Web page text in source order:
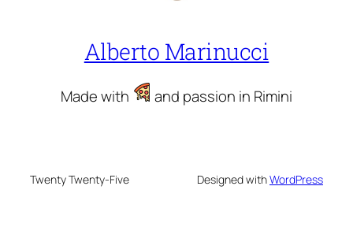
Alberto Marinucci
Made with and passion in Rimini
Twenty Twenty-Five Designed withWordPress